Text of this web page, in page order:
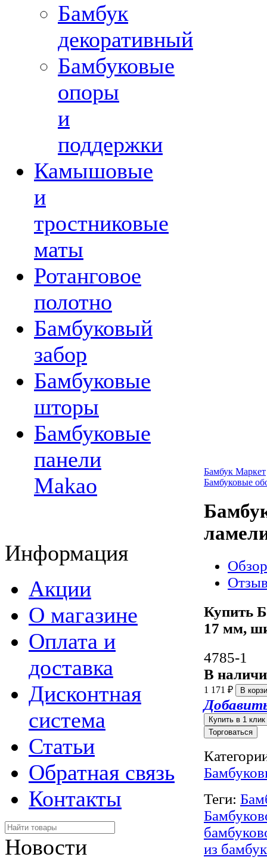
Бамбук
декоративный
Бамбуковые
опоры
и
поддержки
Камышовые
и
тростниковые
маты
Ротанговое
полотно
Бамбуковый
забор
Бамбуковые
шторы
Бамбуковые
панели
Makao
Информация
Акции
О магазине
Оплата и
доставка
Дисконтная
система
Статьи
Обратная связь
Контакты
Новости
Бамбук Маркет
Бамбуковые
Обзор
Купить
17 мм,
4785-1
В
1 171 ₽
Торговаться
Теги:
из